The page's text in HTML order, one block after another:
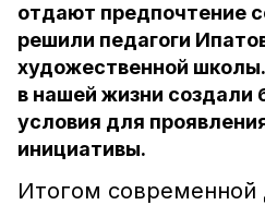
отдают предпочтение
решили педагоги
художественной
в нашей жизни создали
условия для
инициативы.
Итогом современной